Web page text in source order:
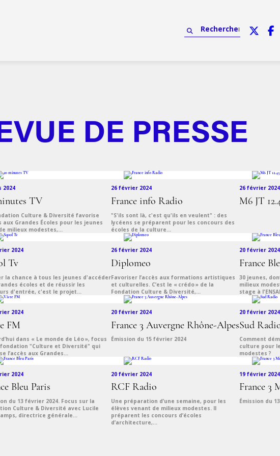
DE PRESSE
2024
TV
Culture & Diversité favorise
aux Grandes Écoles pour les jeunes
milieux modestes,...
26 février 2024
France info Radio
"S'ils sont là, c'est qu'ils en veulent" : des
lycéens se préparent pour les concours des
écoles de la culture...
26 février 2024
M6 JT
2024
Tv
la chance à tous les jeunes d'accéder
écoles et de réussir les
d'entrée, c'est le projet...
26 février 2024
Diplomeo
Favoriser l’accès aux formations artistiques
et culturelles. C’est le « crédo » de la
Fondation Culture & Diversité,...
20 février 2024
France
30 jeunes,
milieux
stage à
2024
FM
dans « Le monde de Léo », focus
"Culture et Diversité" qui
l’accès aux Grandes...
20 février 2024
France 3 Auvergne Rhône-Alpes
Émission du 15 février 2024
20 février 2024
Sud
Comment
culture pour
modestes ?
2024
Bleu Paris
du 13 février 2024. Focus sur la
Culture & Diversité avec Lucile
directrice générale...
20 février 2024
RCF Radio
Une préparation d’une semaine, pour les
élèves venant de milieux modestes. Il
préparent les concours d’écoles
d’architecture,...
19 février 2024
France 3
Émission du